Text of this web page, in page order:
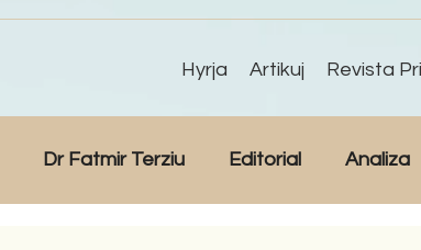
Hyrja Artikuj Revista
Dr Fatmir Terziu Editorial Analiza